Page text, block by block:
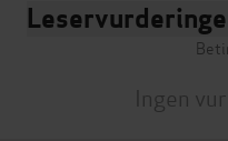
Ingen